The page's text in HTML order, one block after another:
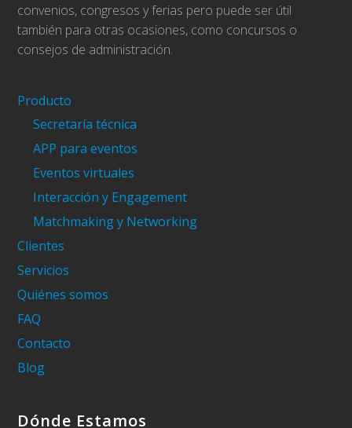
convenios, congresos y ferias pero puede ser útil
también para otras ocasiones, como concursos o
consejos de administración.
Producto
Secretaría técnica
APP para eventos
Eventos virtuales
Interacción y Engagement
Matchmaking y Networking
Clientes
Servicios
Quiénes somos
FAQ
Contacto
Blog
Dónde Estamos